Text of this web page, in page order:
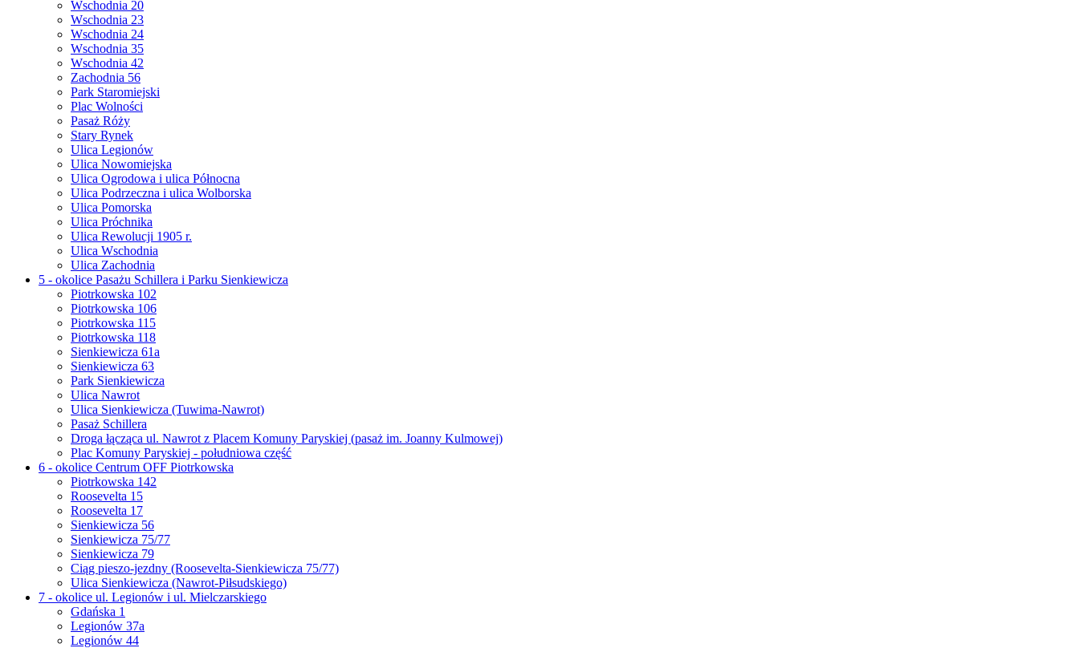
Wschodnia 20
Wschodnia 23
Wschodnia 24
Wschodnia 35
Wschodnia 42
Zachodnia 56
Park Staromiejski
Plac Wolności
Pasaż Róży
Stary Rynek
Ulica Legionów
Ulica Nowomiejska
Ulica Ogrodowa i ulica Północna
Ulica Podrzeczna i ulica Wolborska
Ulica Pomorska
Ulica Próchnika
Ulica Rewolucji 1905 r.
Ulica Wschodnia
Ulica Zachodnia
5 - okolice Pasażu Schillera i Parku Sienkiewicza
Piotrkowska 102
Piotrkowska 106
Piotrkowska 115
Piotrkowska 118
Sienkiewicza 61a
Sienkiewicza 63
Park Sienkiewicza
Ulica Nawrot
Ulica Sienkiewicza (Tuwima-Nawrot)
Pasaż Schillera
Droga łącząca ul. Nawrot z Placem Komuny Paryskiej (pasaż im. Joanny Kulmowej)
Plac Komuny Paryskiej - południowa część
6 - okolice Centrum OFF Piotrkowska
Piotrkowska 142
Roosevelta 15
Roosevelta 17
Sienkiewicza 56
Sienkiewicza 75/77
Sienkiewicza 79
Ciąg pieszo-jezdny (Roosevelta-Sienkiewicza 75/77)
Ulica Sienkiewicza (Nawrot-Piłsudskiego)
7 - okolice ul. Legionów i ul. Mielczarskiego
Gdańska 1
Legionów 37a
Legionów 44